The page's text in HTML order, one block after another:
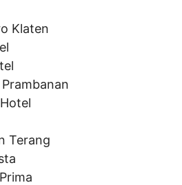
Klaten
Terang